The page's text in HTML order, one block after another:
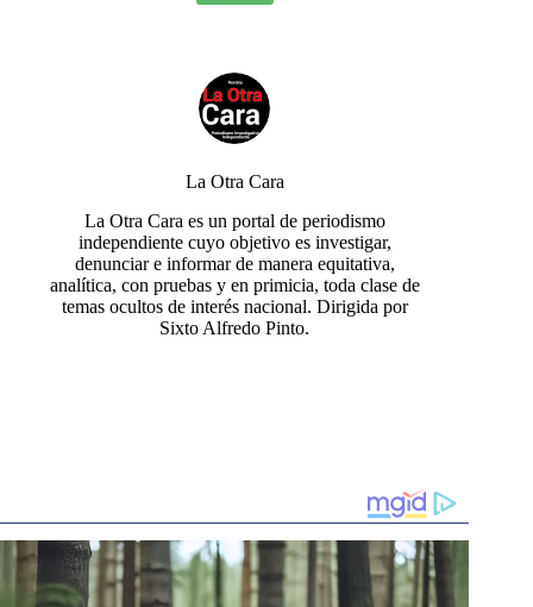
La Otra Cara
La Otra Cara es un portal de periodismo
independiente cuyo objetivo es investigar,
denunciar e informar de manera equitativa,
analítica, con pruebas y en primicia, toda clase de
temas ocultos de interés nacional. Dirigida por
Sixto Alfredo Pinto.